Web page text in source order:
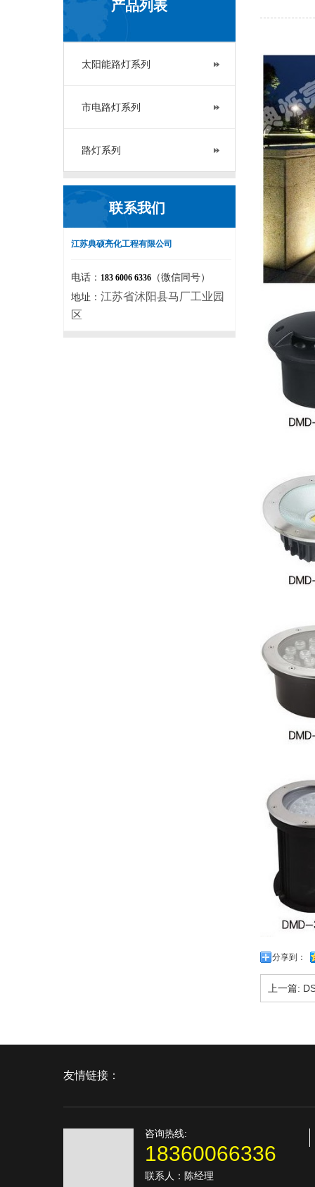
产品列表
太阳能路灯系列
市电路灯系列
路灯系列
联系我们
江苏典硕亮化工程有限公司
电话： 183 6006 6336 （微信同号）
地址： 江苏省沭阳县马厂工业园
区
分享到：
上一篇:
友情链接：
咨询热线:
18360066336
联系人：陈经理